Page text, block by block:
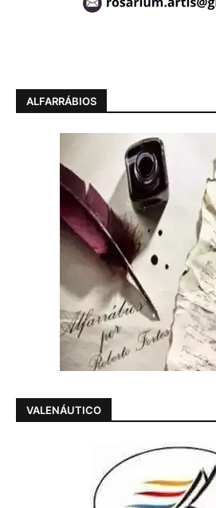
ALFARRÁBIOS
VALENÁUTICO